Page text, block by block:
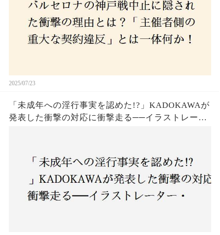
2025/07/23
「未成年への淫行事実を認めた!?」KADOKAWAが
発表した衝撃の対応に衝撃走る──イラストレータ